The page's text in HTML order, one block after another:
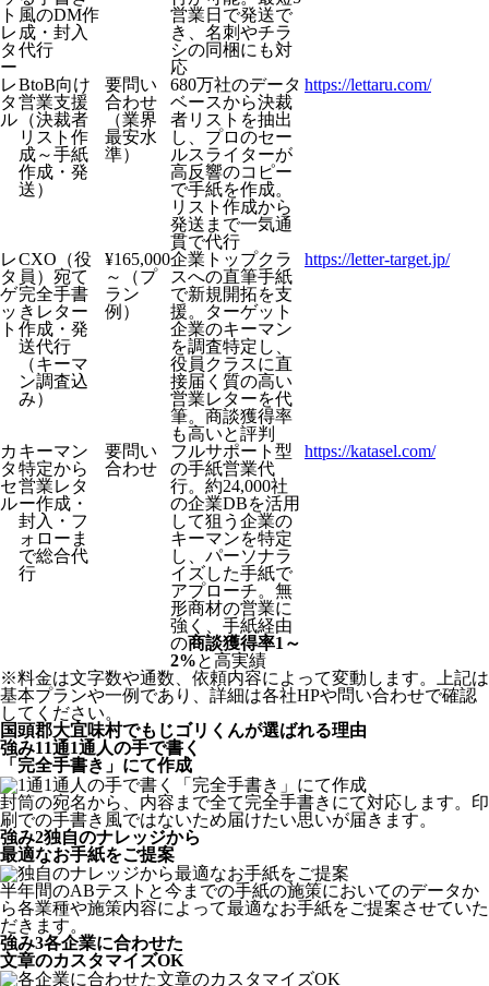
ト
レ
タ
ー
風のDM作
成・封入
代行
営業日で発送で
き、名刺やチラ
シの同梱にも対
応
レ
タ
ル
BtoB向け
営業支援
（決裁者
リスト作
成～手紙
作成・発
送）
要問い
合わせ
（業界
最安水
準）
680万社のデータ
ベースから決裁
者リストを抽出
し、プロのセー
ルスライターが
高反響のコピー
で手紙を作成。
リスト作成から
発送まで一気通
貫で代行
https://lettaru.com/
レ
タ
ゲ
ッ
ト
CXO（役
員）宛て
完全手書
きレター
作成・発
送代行
（キーマ
ン調査込
み）
¥165,000
～（プ
ラン
例）
企業トップクラ
スへの直筆手紙
で新規開拓を支
援。ターゲット
企業のキーマン
を調査特定し、
役員クラスに直
接届く質の高い
営業レターを代
筆。商談獲得率
も高いと評判
https://letter-target.jp/
カ
タ
セ
ル
キーマン
特定から
営業レタ
ー作成・
封入・フ
ォローま
で総合代
行
要問い
合わせ
フルサポート型
の手紙営業代
行。約24,000社
の企業DBを活用
して狙う企業の
キーマンを特定
し、パーソナラ
イズした手紙で
アプローチ。無
形商材の営業に
強く、手紙経由
の商談獲得率1～
2%と高実績
https://katasel.com/
※料金は文字数や通数、依頼内容によって変動します。上記は
基本プランや一例であり、詳細は各社HPや問い合わせで確認
してください。​
国頭郡大宜味村でもじゴリくんが選ばれる理由
強み11通1通人の手で書く
「完全手書き」にて作成
封筒の宛名から、内容まで全て完全手書きにて対応します。印
刷での手書き風ではないため届けたい思いが届きます。
強み2独自のナレッジから
最適なお手紙をご提案
半年間のABテストと今までの手紙の施策においてのデータか
ら各業種や施策内容によって最適なお手紙をご提案させていた
だきます。
強み3各企業に合わせた
文章のカスタマイズOK